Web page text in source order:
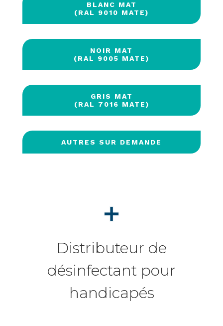
BLANC MAT
(RAL 9010 MATE)
NOIR MAT
(RAL 9005 MATE)
GRIS MAT
(RAL 7016 MATE)
AUTRES SUR DEMANDE
Distributeur de
désinfectant pour
handicapés